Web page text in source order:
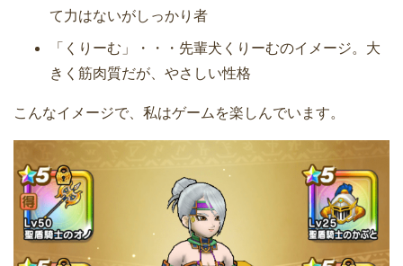
て力はないがしっかり者
「くりーむ」・・・先輩犬くりーむのイメージ。大
きく筋肉質だが、やさしい性格
こんなイメージで、私はゲームを楽しんでいます。